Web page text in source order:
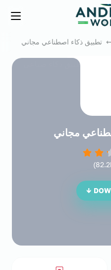
تطبيق ذكاء اصطناعي مجاني
مجاني
)